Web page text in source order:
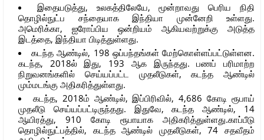
இதையடுத்து, உலகத்திலேயே, மூன்றாவது பெரிய நிதி
தொழில்நுட்ப சந்தையாக இந்தியா முன்னேறி உள்ளது.
அமெரிக்கா, ஐரோப்பிய ஒன்றியம் ஆகியவற்றுக்கு அடுத்த
இடத்தை, இந்தியா பிடித்துள்ளது.
கடந்த ஆண்டில், 198 ஒப்பந்தங்கள் மேற்கொள்ளப்பட்டுள்ளன.
கடந்த, 2018ல் இது, 193 ஆக இருந்தது. பணப் பரிமாற்ற
நிறுவனங்களில் செய்யப்பட்ட முதலீடுகள், கடந்த ஆண்டில்
மும்மடங்கு அதிகரித்துள்ளது.
கடந்த, 2018ம் ஆண்டில், இப்பிரிவில், 4,686 கோடி ரூபாய்
முதலீடு செய்யப்பட்டிருந்தது. இதுவே, கடந்த ஆண்டில், 14
ஆயிரத்து, 910 கோடி ரூபாயாக அதிகரித்துள்ளது.காப்பீடு
தொழில்நுட்பத்தில், கடந்த ஆண்டில் முதலீடுகள், 74 சதவீதம்